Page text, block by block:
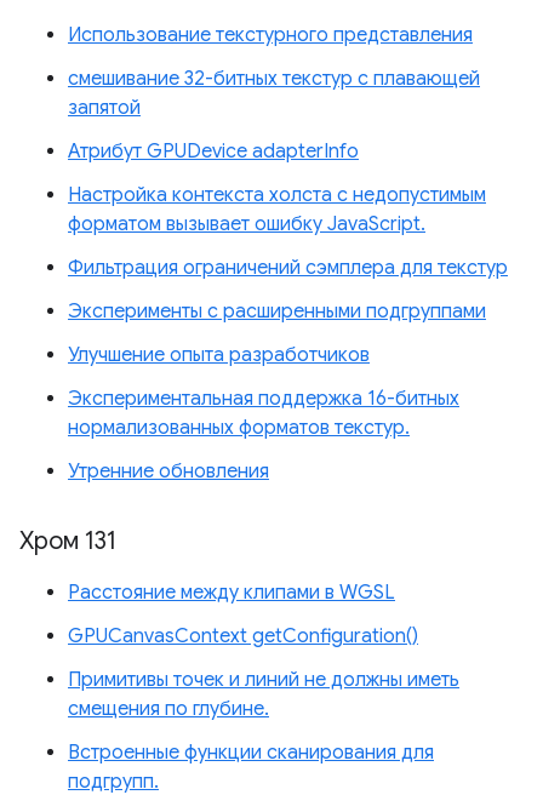
Использование текстурного представления
смешивание 32-битных текстур с плавающей
запятой
Атрибут GPUDevice adapterInfo
Настройка контекста холста с недопустимым
форматом вызывает ошибку JavaScript.
Фильтрация ограничений сэмплера для текстур
Эксперименты с расширенными подгруппами
Улучшение опыта разработчиков
Экспериментальная поддержка 16-битных
нормализованных форматов текстур.
Утренние обновления
Хром 131
Расстояние между клипами в WGSL
GPUCanvasContext getConfiguration()
Примитивы точек и линий не должны иметь
смещения по глубине.
Встроенные функции сканирования для
подгрупп.